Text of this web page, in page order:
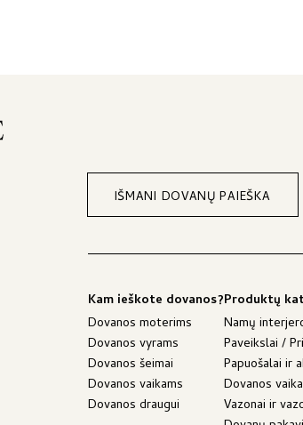
IŠMANI DOVANŲ PAIEŠKA
Kam ieškote dovanos?
Dovanos moterims
Dovanos vyrams
Dovanos šeimai
Dovanos vaikams
Dovanos draugui
Produktų
Namų
Paveikslai /
Papuošalai ir
Dovanos
Vazonai ir